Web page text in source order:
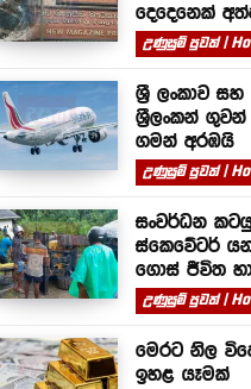
දෙදෙනෙක්
උණුසුම් පුවත් |
ශ්‍රී ලංකාව
ශ්‍රීලංකන්
ගමන් අරඹයි
උණුසුම් පුවත් |
සංවර්ධන
ස්කෙවේටර්
ගොස් ජීවිත
උණුසුම් පුවත් |
මෙරට නිල
ඉහළ යෑමක්